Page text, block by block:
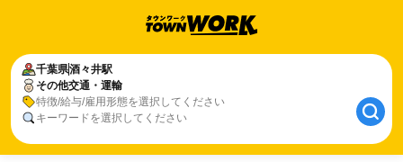
千葉県酒々井駅
その他交通・運輸
特徴/給与/雇用形態を選択してください
キーワードを選択してください